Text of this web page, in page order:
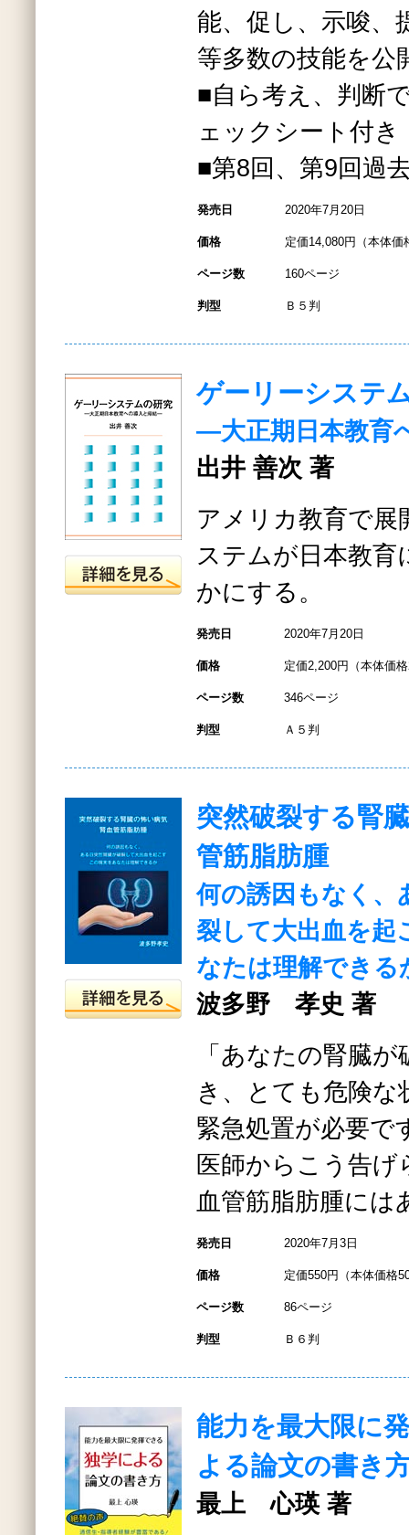
能、促し、示唆、
等多数の技能を公
■自ら考え、判断
ェックシート付き
■第8回、第9回過
発売日 2020年7月20日
価格 定価14,080円（本体価
ページ数 160ページ
判型 Ｂ５判
ゲーリーシステ
―大正期日本教育
出井 善次 著
アメリカ教育で展
ステムが日本教育
かにする。
発売日 2020年7月20日
価格 定価2,200円（本体価
ページ数 346ページ
判型 Ａ５判
突然破裂する腎
管筋脂肪腫
何の誘因もなく、
裂して大出血を起
なたは理解できる
波多野 孝史 著
「あなたの腎臓
き、とても危険な
緊急処置が必要で
医師からこう告げ
血管筋脂肪腫には
発売日 2020年7月3日
価格 定価550円（本体価格
ページ数 86ページ
判型 Ｂ６判
能力を最大限に
よる論文の書き
最上 心瑛 著